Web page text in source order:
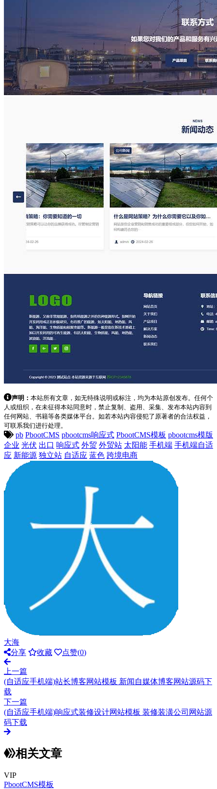
声明： 本站所有文章，如无特殊说明或标注，均为本站原创发布。任何个
人或组织，在未征得本站同意时，禁止复制、盗用、采集、发布本站内容到
任何网站、书籍等各类媒体平台。如若本站内容侵犯了原著者的合法权益，
可联系我们进行处理。
pb PbootCMS pbootcms响应式 PbootCMS模板 pbootcms模版
企业 光伏 出口 响应式 外贸 外贸站 太阳能 手机端 手机端自适
应 新能源 独立站 自适应 蓝色 跨境电商
大海
分享
收藏 点赞(0)
上一篇
(自适应手机端)站长博客网站模板 新闻自媒体博客网站源码下
载
下一篇
(自适应手机端)响应式装修设计网站模板 装修装潢公司网站源
码下载
相关文章
VIP
PbootCMS模板